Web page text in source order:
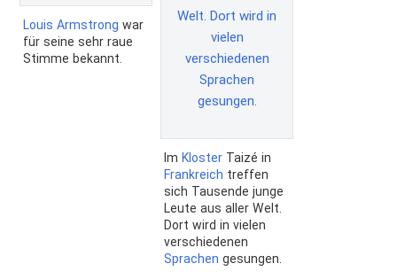
Louis Armstrong war
für seine sehr raue
Stimme bekannt.
Im Kloster Taizé in
Frankreich treffen
sich Tausende junge
Leute aus aller Welt.
Dort wird in vielen
verschiedenen
Sprachen gesungen.